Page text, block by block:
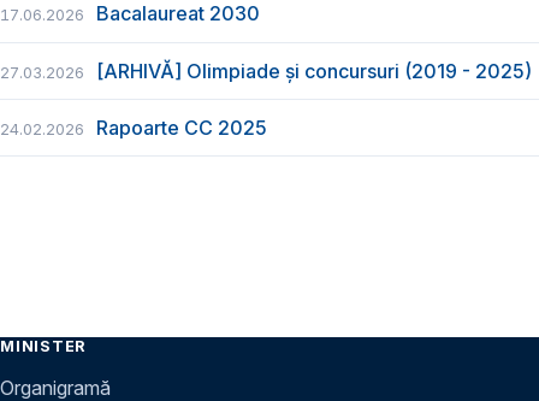
17.06.2026 Bacalaureat 2030
27.03.2026 [ARHIVĂ] Olimpiade și concursuri (2019 - 2025)
24.02.2026 Rapoarte CC 2025
MINISTER
Organigramă